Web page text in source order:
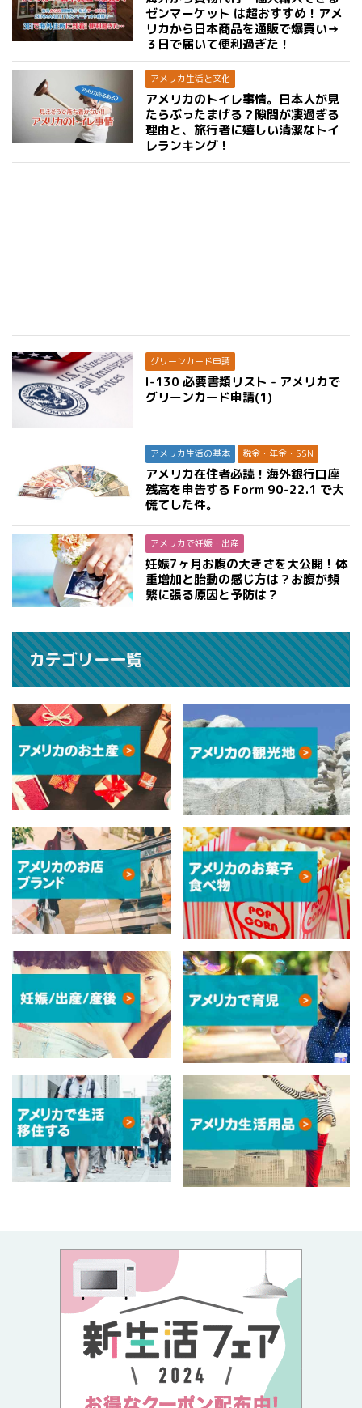
ゼンマーケット は超おすすめ！アメ
リカから日本商品を通販で爆買い→
３日で届いて便利過ぎた！
アメリカ生活と文化
アメリカのトイレ事情。日本人が見
たらぶったまげる？隙間が凄過ぎる
理由と、旅行者に嬉しい清潔なトイ
レランキング！
グリーンカード申請
I-130 必要書類リスト - アメリカで
グリーンカード申請(1)
アメリカ生活の基本 税金・年金・SSN
アメリカ在住者必読！海外銀行口座
残高を申告する Form 90-22.1 で大
慌てした件。
アメリカで妊娠・出産
妊娠7ヶ月お腹の大きさを大公開！体
重増加と胎動の感じ方は？お腹が頻
繁に張る原因と予防は？
カテゴリー一覧